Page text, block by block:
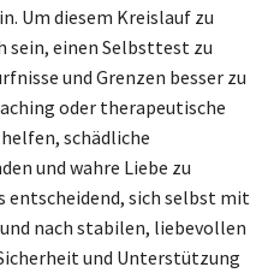
Um diesem Kreislauf zu
einen Selbsttest zu
und Grenzen besser zu
oder therapeutische
schädliche
und wahre Liebe zu
entscheidend, sich selbst mit
nach stabilen, liebevollen
und Unterstützung